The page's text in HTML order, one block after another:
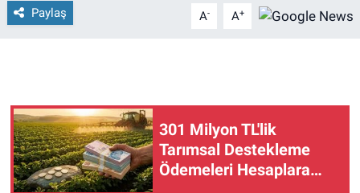
Paylaş A- A+
301 Milyon TL'lik
Tarımsal Destekleme
Ödemeleri Hesaplara